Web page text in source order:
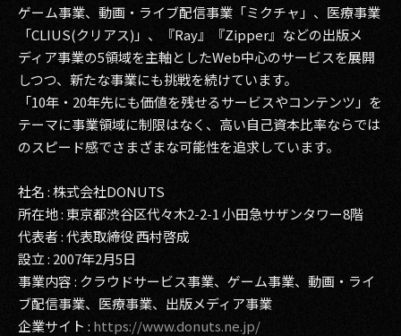
ゲーム事業、動画・ライブ配信事業「ミクチャ」、医療事業
「CLIUS(クリアス)」、『Ray』『Zipper』などの出版メ
ディア事業の5領域を主軸としたWeb中心のサービスを展開
しつつ、新たな事業にも挑戦を続けています。
「10年・20年先にも価値を残せるサービスやコンテンツ」を
テーマに事業領域に制限はなく、高い自己資本比率ならでは
のスピード感でさまざまな可能性を追求しています。
社名 : 株式会社DONUTS
所在地 : 東京都渋谷区代々木2-2-1 小田急サザンタワー8階
代表者 : 代表取締役 西村啓成
設立 : 2007年2月5日
事業内容 : クラウドサービス事業、ゲーム事業、動画・ライ
ブ配信事業、医療事業、出版メディア事業
企業サイト : https://www.donuts.ne.jp/